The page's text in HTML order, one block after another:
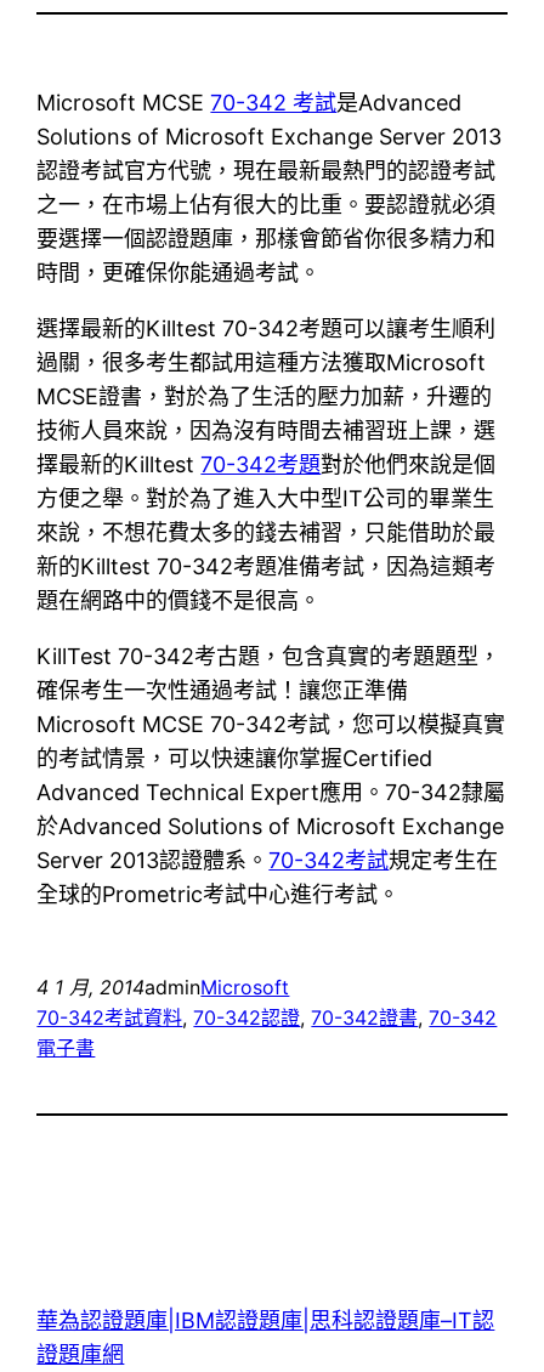
Microsoft MCSE70-342 考試是Advanced
Solutions of Microsoft Exchange Server 2013
認證考試官方代號，現在最新最熱門的認證考試
之一，在市場上佔有很大的比重。要認證就必須
要選擇一個認證題庫，那樣會節省你很多精力和
時間，更確保你能通過考試。
選擇最新的Killtest 70-342考題可以讓考生順利
過關，很多考生都試用這種方法獲取Microsoft
MCSE證書，對於為了生活的壓力加薪，升遷的
技術人員來說，因為沒有時間去補習班上課，選
擇最新的Killtest70-342考題對於他們來說是個
方便之舉。對於為了進入大中型IT公司的畢業生
來說，不想花費太多的錢去補習，只能借助於最
新的Killtest 70-342考題准備考試，因為這類考
題在網路中的價錢不是很高。
KillTest 70-342考古題，包含真實的考題題型，
確保考生一次性通過考試！讓您正準備
Microsoft MCSE 70-342考試，您可以模擬真實
的考試情景，可以快速讓你掌握Certified
Advanced Technical Expert應用。70-342隸屬
於Advanced Solutions of Microsoft Exchange
Server 2013認證體系。70-342考試規定考生在
全球的Prometric考試中心進行考試。
4 1 月, 2014adminMicrosoft
70-342考試資料, 70-342認證, 70-342證書, 70-342
電子書
華為認證題庫|IBM認證題庫|思科認證題庫–IT認
證題庫網